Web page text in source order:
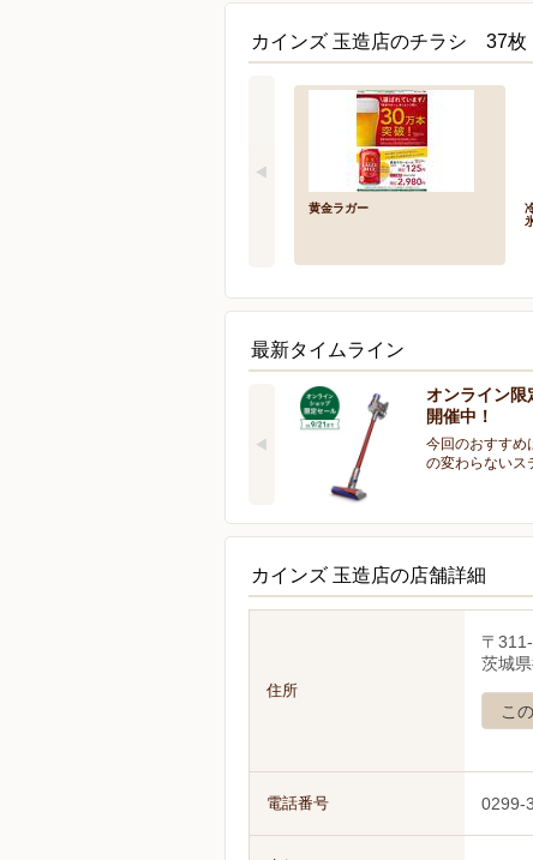
カインズ 玉造店のチラシ 37枚
黄金ラガー
最新タイムライン
オンライン限
開催中！
今回のおすすめ
の変わらない
カインズ 玉造店の店舗詳細
住所
〒
茨城
こ
電話番号 0299-